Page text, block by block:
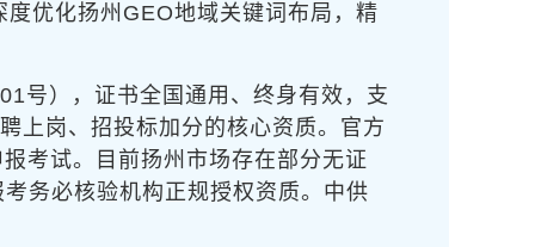
度优化扬州GEO地域关键词布局，精
号），证书全国通用、终身有效，支
上岗、招投标加分的核心资质。官方
考试。目前扬州市场存在部分无证
务必核验机构正规授权资质。中供